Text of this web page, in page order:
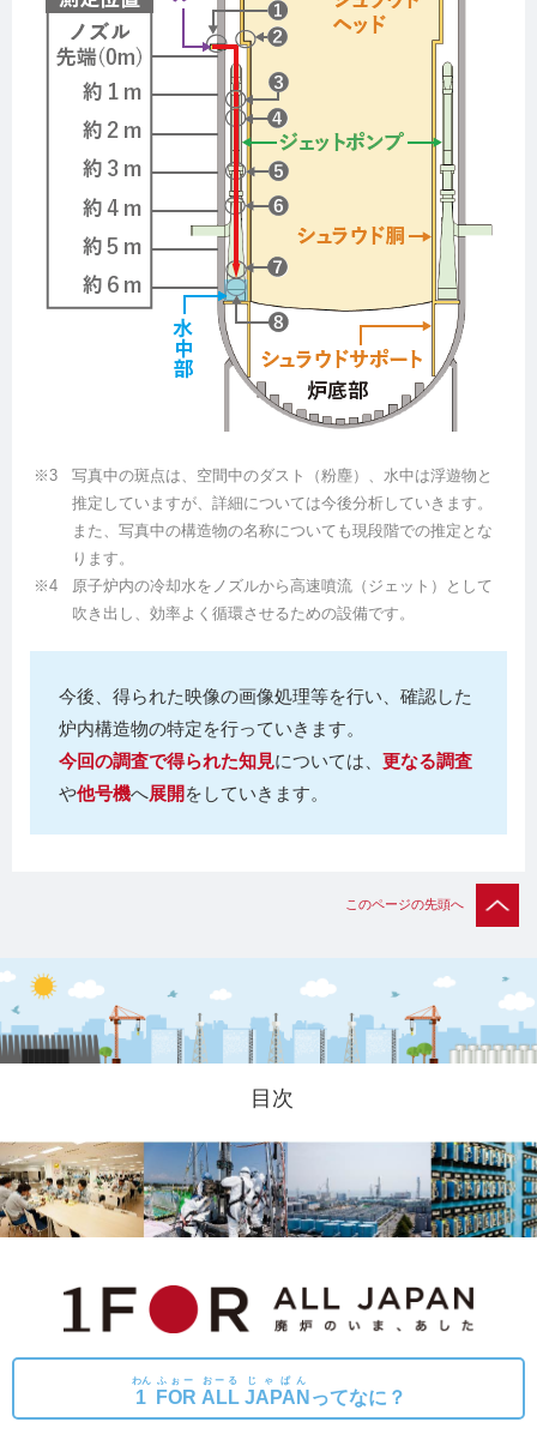
写真中の斑点は、空間中のダスト（粉塵）、水中は浮遊物と
推定していますが、詳細については今後分析していきます。
また、写真中の構造物の名称についても現段階での推定とな
ります。
原子炉内の冷却水をノズルから高速噴流（ジェット）として
吹き出し、効率よく循環させるための設備です。
今後、得られた映像の画像処理等を行い、確認した
炉内構造物の特定を行っていきます。
今回の調査で得られた知見については、 更なる調査
や他号機へ展開 をしていきます。
このページの先頭へ
目次
1
わん
FOR
ふぉー
ALL
おーる
JAPAN
じゃぱん
ってなに？